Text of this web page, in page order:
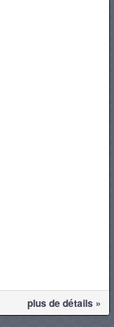
plus de détails »